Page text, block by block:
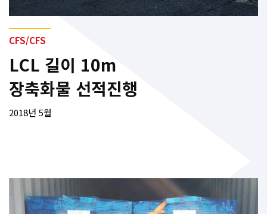
CFS/CFS
LCL 길이 10m
장축화물 선적진행
2018년 5월